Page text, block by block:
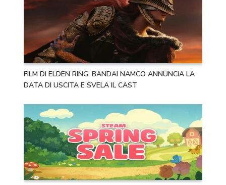
FILM DI ELDEN RING: BANDAI NAMCO ANNUNCIA LA
DATA DI USCITA E SVELA IL CAST